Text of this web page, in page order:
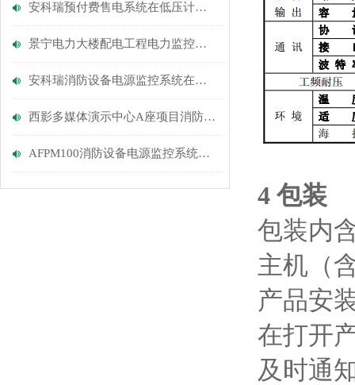
安科瑞预付费售电系统在低压计量改造中的应用
景宁电力大楼配电工程电力监控系统
安科瑞消防设备电源监控系统在苏州二建研发大楼项目中的应用
西影多媒体演示中心A座项目消防应急照明和疏散指示系统的应用
AFPM100消防设备电源监控系统在苏州尹山湖商业水街的应用
4 包装
包装内
主机（
产品安
在打开
及时通